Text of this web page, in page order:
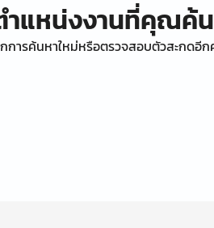
ำแหน่งงานที่คุณค้
การค้นหาใหม่หรือตรวจสอบตัวสะกดอีก